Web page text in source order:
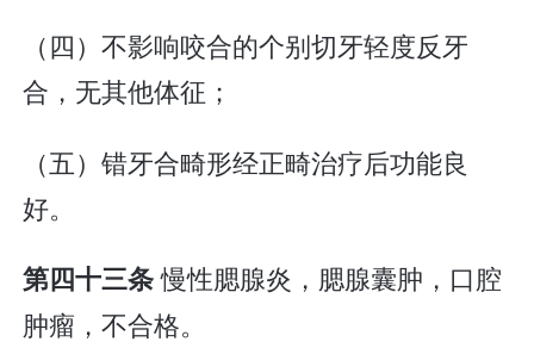
（四）不影响咬合的个别切牙轻度反牙
合，无其他体征；
（五）错牙合畸形经正畸治疗后功能良
好。
第四十三条慢性腮腺炎，腮腺囊肿，口腔
肿瘤，不合格。